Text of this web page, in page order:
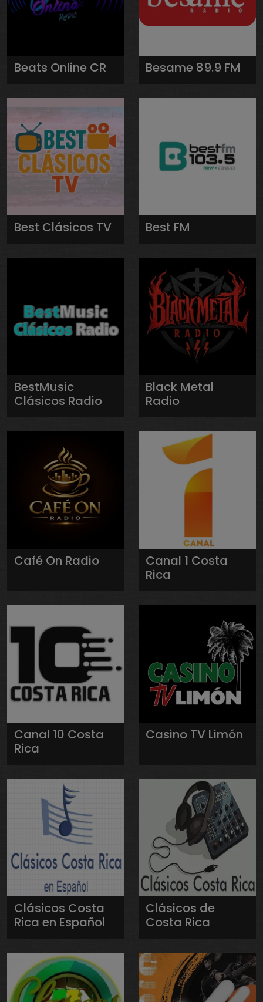
Beats Online CR Besame 89.9 FM
Best Clásicos TV Best FM
BestMusic
Clásicos Radio
Black Metal
Radio
Café On Radio
Canal 1 Costa
Rica
Canal 10 Costa
Rica
Casino TV Limón
Clásicos Costa
Rica en Español
Clásicos de
Costa Rica